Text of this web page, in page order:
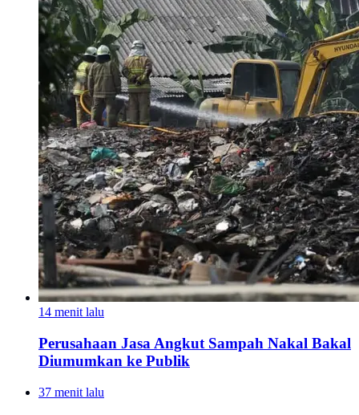
14 menit lalu
Perusahaan Jasa Angkut Sampah Nakal Bakal
Diumumkan ke Publik
37 menit lalu